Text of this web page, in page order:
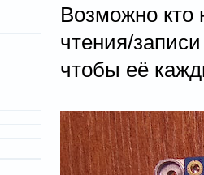
Возможно кто
чтения/
чтобы её